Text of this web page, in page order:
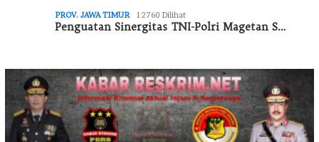
PROV. JAWA TIMUR 12760 Dilihat
Penguatan Sinergitas TNI-Polri Magetan S…